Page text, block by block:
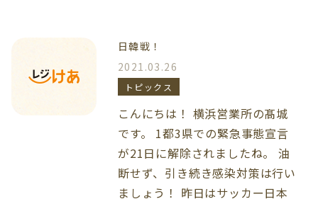
日韓戦！
2021.03.26
トピックス
こんにちは！ 横浜営業所の髙城
です。 1都3県での緊急事態宣言
が21日に解除されましたね。 油
断せず、引き続き感染対策は行い
ましょう！ 昨日はサッカー日本